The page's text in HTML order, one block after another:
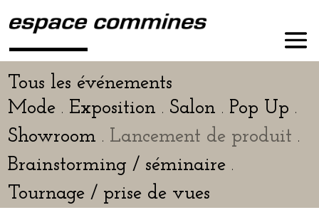
Tous les événements
Mode . Exposition . Salon . Pop Up .
Showroom . Lancement de pro­duit .
Brainstorming / sémi­naire .
Tournage / prise de vues